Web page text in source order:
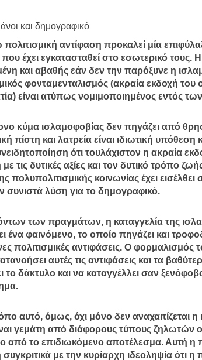
και δημογραφικό
αντίφαση προκαλεί μία
έχει εγκατασταθεί στο εσωτερικό
και αβαθής εάν δεν την παρόξυνε η
φονταμενταλισμός (ακραία εκδοχή του
είναι ατύπως νομιμοποιημένος εντός
κύμα ισλαμοφοβίας δεν πηγάζει από
πίστη και λατρεία είναι ιδιωτική
ότι τουλάχιστον η ακραία
τις δυτικές αξίες και τον δυτικό τρόπο
πολυπολιτισμικής κοινωνίας έχει
συνιστά λύση για το δημογραφικό.
των πραγμάτων, η καταγγελία της
ένα φαινόμενο, το οποίο πηγάζει και
πολιτισμικές αντιφάσεις. Ο φορμαλισμός
αυτές τις αντιφάσεις και τα
το δάκτυλο και να καταγγέλλει σαν
αυτό, όμως, όχι μόνο δεν αναχαιτίζεται
γεμάτη από διάφορους τύπους ζηλωτών
από το επιδιωκόμενο αποτέλεσμα. Αυτή η
με την κυρίαρχη ιδεοληψία ότι η